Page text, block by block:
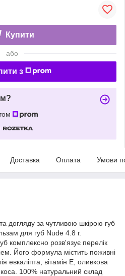
Купити
або
з
Доставка Оплата Умови
догляду за чутливою шкірою губ
для губ Nude 4.8 г.
комплексно розв'язує перелік
Його формула містить поживні
евкаліпта, вітамін Е, оливкова
100% натуральний склад